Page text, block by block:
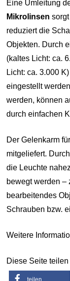
Eine Umleitung
Mikrolinsen
reduziert die
Objekten. Durch
(kaltes Licht: ca.
Licht: ca. 3.000
eingestellt
werden, können
durch einfachen
Der Gelenkarm
mitgeliefert.
die Leuchte
bewegt werden –
bearbeitendes
Schrauben bzw.
Weitere
Diese Seite teilen
teilen